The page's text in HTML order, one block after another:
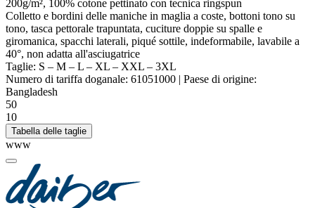
200g/m², 100% cotone pettinato con tecnica ringspun
Colletto e bordini delle maniche in maglia a coste, bottoni tono su
tono, tasca pettorale trapuntata, cuciture doppie su spalle e
giromanica, spacchi laterali, piqué sottile, indeformabile, lavabile a
40°, non adatta all'asciugatrice
Taglie: S – M – L – XL – XXL – 3XL
Numero di tariffa doganale: 61051000 | Paese di origine:
Bangladesh
50
10
Tabella delle taglie
www